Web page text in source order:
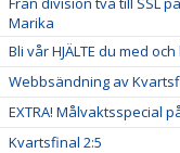
Marika
Bli vår HJÄLTE du med
Webbsändning av
EXTRA! Målvaktsspecial
Kvartsfinal 2:5